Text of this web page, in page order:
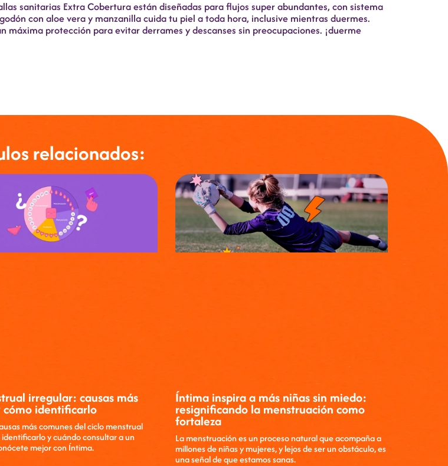
sanitarias Extra Cobertura están diseñadas para flujos super abundantes, con sistema
con aloe vera y manzanilla cuida tu piel a toda hora, inclusive mientras duermes.
protección para evitar derrames y descanses sin preocupaciones. ¡duerme
relacionados:
irregular: causas más
cómo identificarlo
más comunes del ciclo menstrual
y cuándo consultar a un
mejor con Íntima.
Íntima inspira a más niñas sin miedo:
resignificando la menstruación como
fortaleza
La menstruación es un proceso natural que acompaña a
millones de niñas y mujeres, y lejos de ser un obstáculo, es
una señal de que estamos sanas.